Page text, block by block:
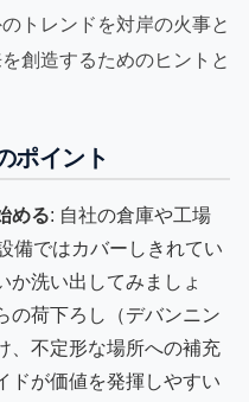
トレンドを対岸の火事と
創造するためのヒントと
ポイント
める: 自社の倉庫や工場
備ではカバーしきれてい
か洗い出してみましょ
の荷下ろし（デバンニン
、不定形な場所への補充
ドが価値を発揮しやすい